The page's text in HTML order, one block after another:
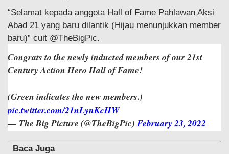
“Selamat kepada anggota Hall of Fame Pahlawan Aksi
Abad 21 yang baru dilantik (Hijau menunjukkan member
baru)” cuit @TheBigPic.
Congrats to the newly inducted members of our 21st
Century Action Hero Hall of Fame!
(Green indicates the new members.)
pic.twitter.com/21nLynKcHW
— The Big Picture (@TheBigPic)February 23, 2022
Baca Juga